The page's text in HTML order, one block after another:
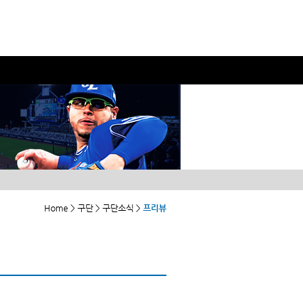
Home > 구단 > 구단소식 > 프리뷰